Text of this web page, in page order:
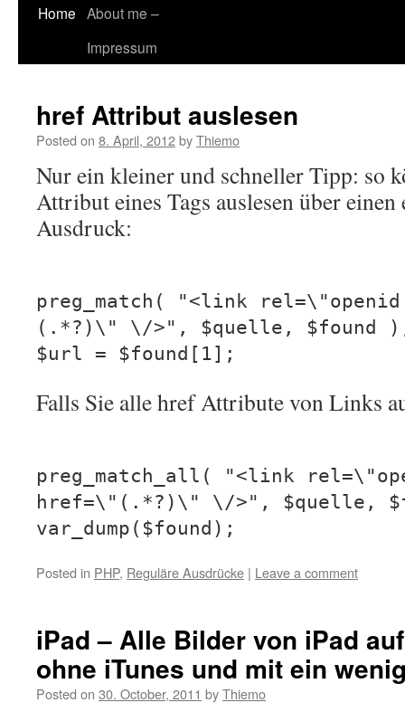
Skip
Home About me –
Impressum
href Attribut auslesen
Posted on 8. April, 2012byThiemo
Nur ein kleiner und schneller Tipp: so
Attribut eines Tags auslesen über
Ausdruck:
preg_match( "<link
(.*?)\" \/>", $quelle, $found
$url = $found[1];
Falls Sie alle href Attribute von Links
preg_match_all( "<link
href=\"(.*?)\" \/>", $quelle,
var_dump($found);
Posted in PHP, Reguläre Ausdrücke | Leave a comment
iPad – Alle Bilder von iPad
ohne iTunes und mit ein
Posted on 30. October, 2011 byThiemo